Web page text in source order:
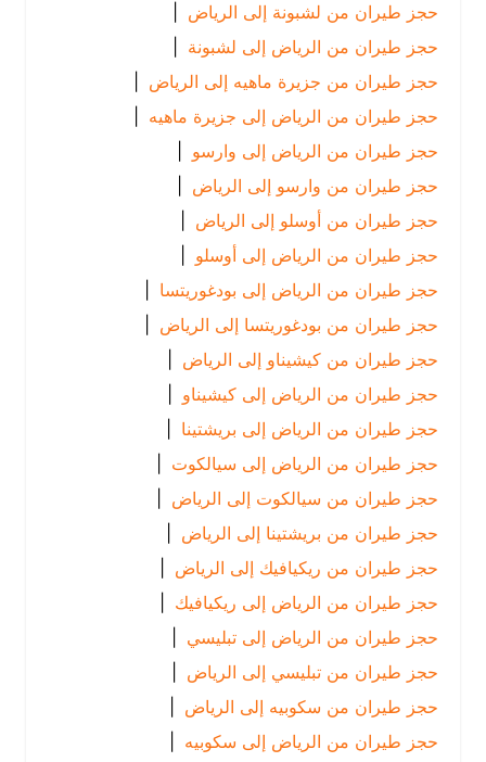
حجز طيران من لشبونة إلى الرياض
|
حجز طيران من الرياض إلى لشبونة |
حجز طيران من جزيرة ماهيه إلى الرياض
|
حجز طيران من الرياض إلى جزيرة ماهيه |
حجز طيران من الرياض إلى وارسو
|
حجز طيران من وارسو إلى الرياض
|
حجز طيران من أوسلو إلى الرياض
|
حجز طيران من الرياض إلى أوسلو
|
حجز طيران من الرياض إلى بودغوريتسا
|
حجز طيران من بودغوريتسا إلى الرياض
|
حجز طيران من كيشيناو إلى الرياض
|
حجز طيران من الرياض إلى كيشيناو |
حجز طيران من الرياض إلى بريشتينا |
حجز طيران من الرياض إلى سيالكوت |
حجز طيران من سيالكوت إلى الرياض
|
حجز طيران من بريشتينا إلى الرياض
|
حجز طيران من ريكيافيك إلى الرياض
|
حجز طيران من الرياض إلى ريكيافيك |
حجز طيران من الرياض إلى تبليسي |
حجز طيران من تبليسي إلى الرياض
|
حجز طيران من سكوبيه إلى الرياض
|
حجز طيران من الرياض إلى سكوبيه |